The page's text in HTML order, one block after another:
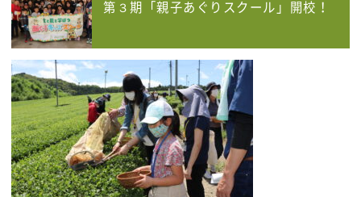
第３期「親子あぐりスクール」開校！